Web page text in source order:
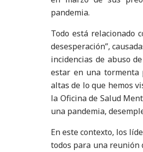
pandemia.
Todo está relacionado
desesperación”,
incidencias de abuso
estar en una tormenta
altas de lo que hemos
la Oficina de Salud
una pandemia,
En este contexto, los
todos para una reunión